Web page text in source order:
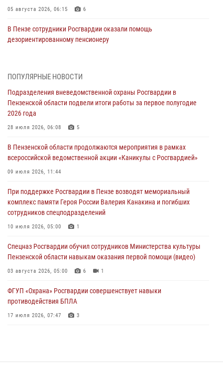
05 августа 2026, 06:15 6
В Пензе сотрудники Росгвардии оказали помощь
дезориентированному пенсионеру
В Пензе при силовой поддержке Росгвардии пресечена
(видео)
В Управлении Росгвардии по Пензенской области подвели итоги
Росгвардия обеспечила безопасность праздничных мероприятий в
03 августа 2026, 07:14
В Пензе сотрудники Росгвардии задержали мужчину, который
криками и нецензурной бранью напугал жильцов многоквартирного
03 августа 2026, 05:59
ПОПУЛЯРНЫЕ НОВОСТИ
Подразделения вневедомственной охраны Росгвардии в
Пензенской области подвели итоги работы за первое полугодие
2026 года
28 июля 2026, 06:08 5
В Пензенской области продолжаются мероприятия в рамках
всероссийской ведомственной акции «Каникулы с Росгвардией»
09 июля 2026, 11:44
При поддержке Росгвардии в Пензе возводят мемориальный
комплекс памяти Героя России Валерия Канакина и погибших
сотрудников спецподразделений
10 июля 2026, 05:00 1
Спецназ Росгвардии обучил сотрудников Министерства культуры
Пензенской области навыкам оказания первой помощи (видео)
03 августа 2026, 05:00 6 1
ФГУП «Охрана» Росгвардии совершенствует навыки
противодействия БПЛА
17 июля 2026, 07:47 3